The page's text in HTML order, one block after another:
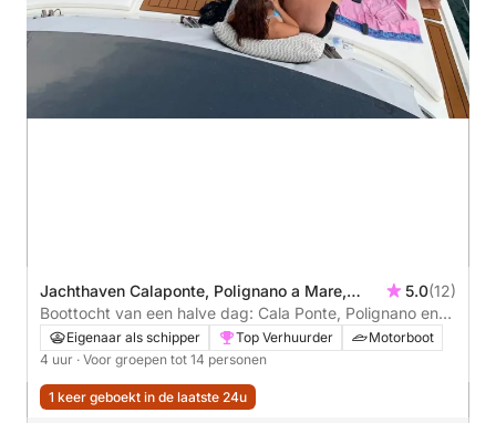
Jachthaven Calaponte, Polignano a Mare,
Italië
5.0(12)
Boottocht van een halve dag: Cala Ponte, Polignano en
Monopoli verkennen
Eigenaar als schipper Top Verhuurder
Motorboot
4 uur · Voor groepen tot 14 personen
1 keer geboekt in de laatste 24u